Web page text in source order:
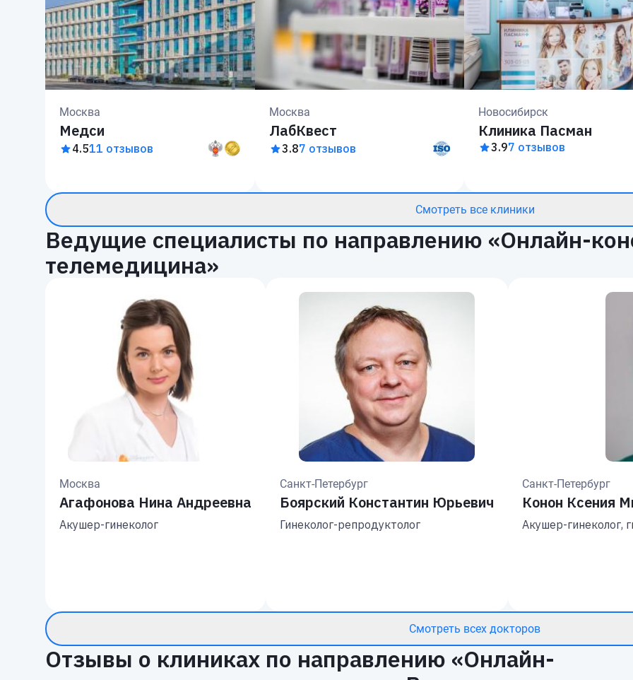
Москва
Медси
4.511 отзывов
Москва
ЛабКвест
3.87 отзывов
Новосибирск
Клиника Пасман
3.97 отзывов
Смотреть все клиники
Ведущие специалисты по направлению «Онлайн-
телемедицина»
Москва
Агафонова Нина Андреевна
Акушер-гинеколог
Санкт-Петербург
Боярский Константин Юрьевич
Гинеколог-репродуктолог
Санкт-Петербург
Конон Ксения
Акушер-гинеколог,
Смотреть всех докторов
Отзывы о клиниках по направлению «Онлайн-